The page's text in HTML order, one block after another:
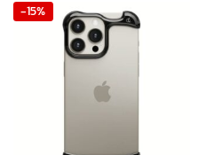
1,590 ฿.690 ฿.
-15%